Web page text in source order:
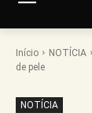
Início NOTÍCIA
de pele
NOTÍCIA